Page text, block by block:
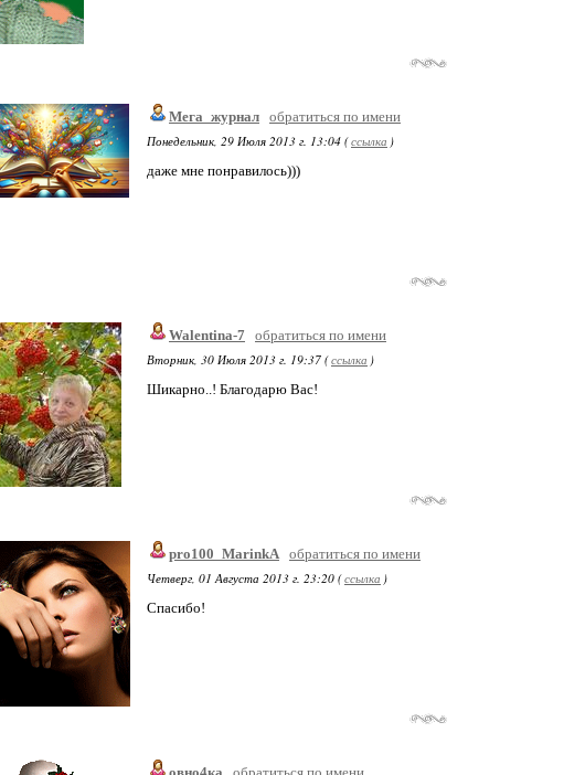
Мега_журнал обратиться по имени
Понедельник, 29 Июля 2013 г. 13:04 (ссылка )
даже мне понравилось)))
Walentina-7
обратиться по имени
Вторник, 30 Июля 2013 г. 19:37 (ссылка )
Шикарно..! Благодарю Вас!
pro100_MarinkA обратиться по имени
Четверг, 01 Августа 2013 г. 23:20 (ссылка )
Спасибо!